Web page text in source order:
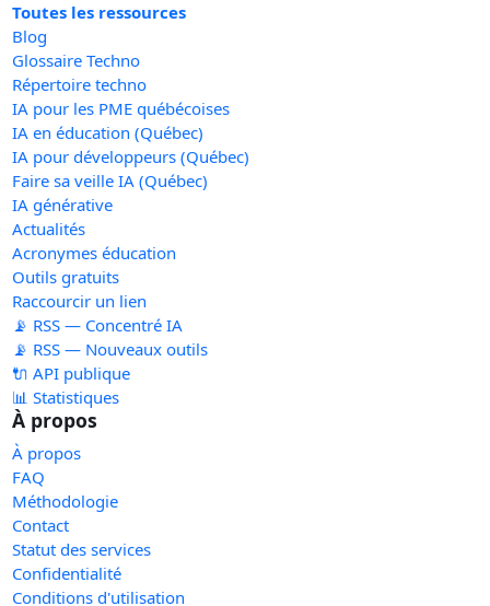
Toutes les ressources
Blog
Glossaire Techno
Répertoire techno
IA pour les PME québécoises
IA en éducation (Québec)
IA pour développeurs (Québec)
Faire sa veille IA (Québec)
IA générative
Actualités
Acronymes éducation
Outils gratuits
Raccourcir un lien
📡 RSS — Concentré IA
📡 RSS — Nouveaux outils
🔌 API publique
📊 Statistiques
À propos
À propos
FAQ
Méthodologie
Contact
Statut des services
Confidentialité
Conditions d'utilisation